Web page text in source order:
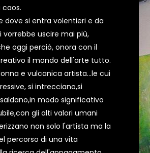
dove si entra volentieri e da
vorrebbe uscire mai più,
oggi perciò, onora con il
il mondo dell'arte tutto.
e vulcanica artista...le cui
si intrecciano,si
modo significativo
gli alti valori umani
non solo l'artista ma la
percorso di una vita